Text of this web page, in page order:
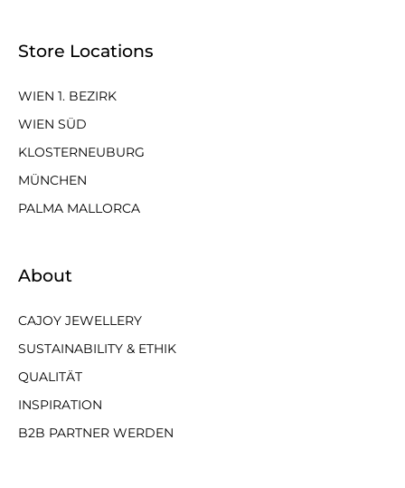
Store Locations
WIEN 1. BEZIRK
WIEN SÜD
KLOSTERNEUBURG
MÜNCHEN
PALMA MALLORCA
About
CAJOY JEWELLERY
SUSTAINABILITY & ETHIK
QUALITÄT
INSPIRATION
B2B PARTNER WERDEN